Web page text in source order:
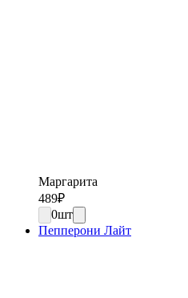
Маргарита
489₽
0шт
Пепперони Лайт